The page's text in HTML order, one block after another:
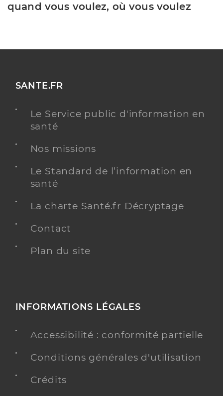
quand vous voulez, où vous voulez
SANTE.FR
Le Service public d'information en
santé
Nos missions
Le Standard de l’information en
santé
La charte Santé.fr Décryptage
Contact
Plan du site
INFORMATIONS LÉGALES
Accessibilité : conformité partielle
Conditions générales d'utilisation
Crédits